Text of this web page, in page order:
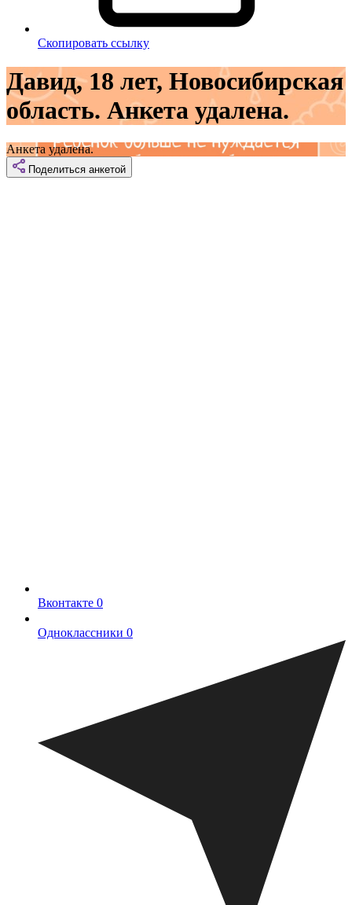
Скопировать ссылку
Давид, 18 лет, Новосибирская
область. Анкета удалена.
Анкета удалена.
Поделиться анкетой
Вконтакте 0
Одноклассники 0